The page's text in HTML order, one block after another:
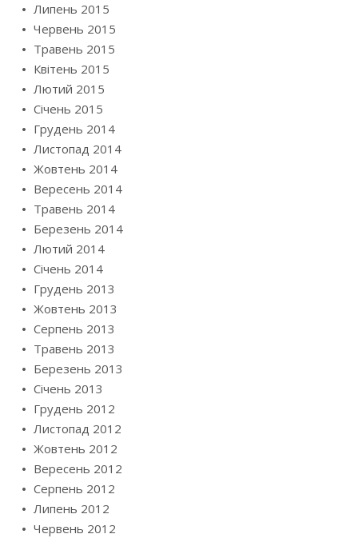
Липень 2015
Червень 2015
Травень 2015
Квітень 2015
Лютий 2015
Січень 2015
Грудень 2014
Листопад 2014
Жовтень 2014
Вересень 2014
Травень 2014
Березень 2014
Лютий 2014
Січень 2014
Грудень 2013
Жовтень 2013
Серпень 2013
Травень 2013
Березень 2013
Січень 2013
Грудень 2012
Листопад 2012
Жовтень 2012
Вересень 2012
Серпень 2012
Липень 2012
Червень 2012